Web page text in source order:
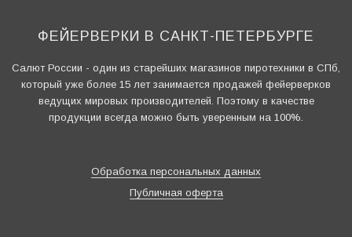
ФЕЙЕРВЕРКИ В САНКТ-ПЕТЕРБУРГЕ
Салют России - один из старейших магазинов пиротехники в СПб,
который уже более 15 лет занимается продажей фейерверков
ведущих мировых производителей. Поэтому в качестве
продукции всегда можно быть уверенным на 100%.
Обработка персональных данных
Публичная оферта